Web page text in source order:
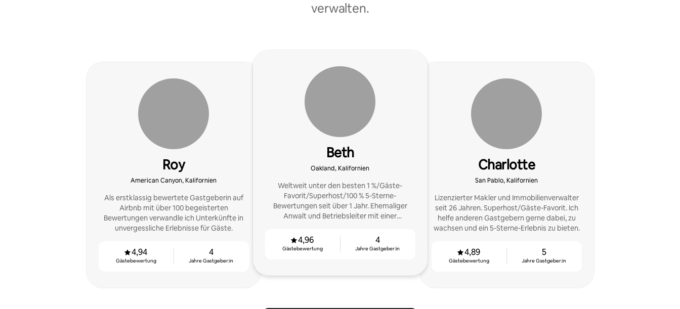
verwalten.
Roy
American Canyon, Kalifornien
Als erstklassig bewertete Gastgeberin auf
Airbnb mit über 100 begeisterten
Bewertungen verwandle ich Unterkünfte in
unvergessliche Erlebnisse für Gäste.
4,94
Gästebewertung
4
Jahre Gastgeber:in
Beth
Oakland, Kalifornien
Weltweit unter den besten 1 %/Gäste-
Favorit/Superhost/100 % 5-Sterne-
Bewertungen seit über 1 Jahr. Ehemaliger
Anwalt und Betriebsleiter mit einer
ansässig.
4,96
Gästebewertung
4
Jahre Gastgeber:in
Charlotte
San Pablo, Kalifornien
Lizenzierter Makler und Immobilienverwalter
seit 26 Jahren. Superhost/Gäste-Favorit. Ich
helfe anderen Gastgebern gerne dabei, zu
wachsen und ein 5-Sterne-Erlebnis zu bieten.
4,89
Gästebewertung
5
Jahre Gastgeber:in